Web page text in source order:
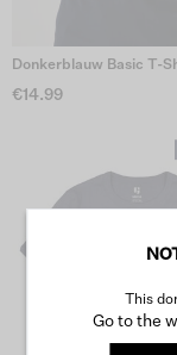
Donkerblauw Basic T-
€14.99
This
Go to the